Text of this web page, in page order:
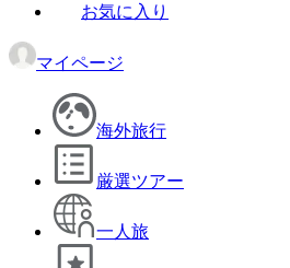
お気に入り
マイページ
海外旅行
厳選ツアー
一人旅